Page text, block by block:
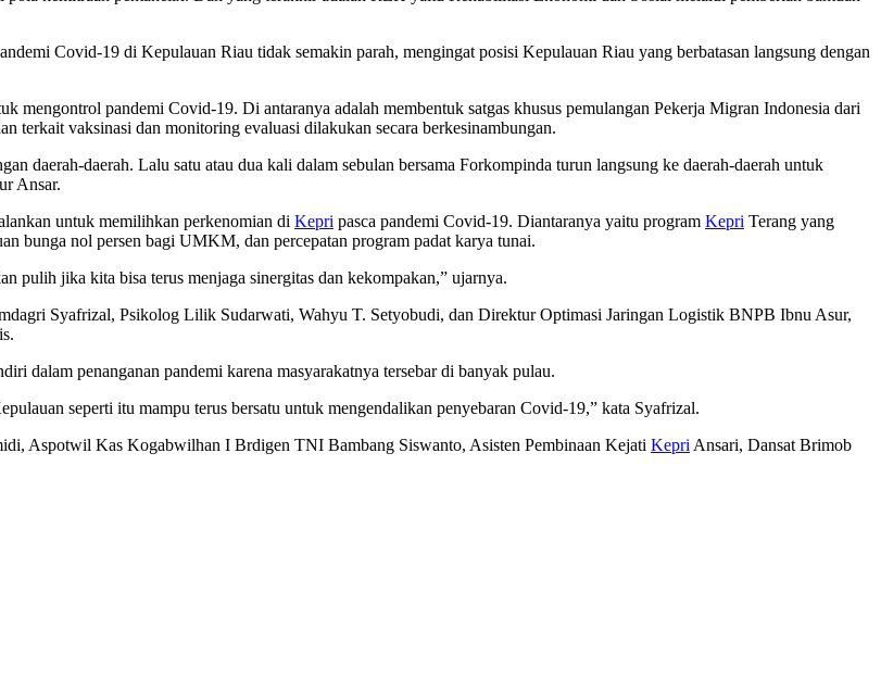
Covid-19 di Kepulauan Riau tidak semakin parah, mengingat posisi Kepulauan Riau yang berbatasan langsung dengan
mengontrol pandemi Covid-19. Di antaranya adalah membentuk satgas khusus pemulangan Pekerja Migran Indonesia dari
terkait vaksinasi dan monitoring evaluasi dilakukan secara berkesinambungan.
daerah-daerah. Lalu satu atau dua kali dalam sebulan bersama Forkompinda turun langsung ke daerah-daerah untuk
Ansar.
untuk memilihkan perkenomian di Kepri pasca pandemi Covid-19. Diantaranya yaitu program Kepri Terang yang
bunga nol persen bagi UMKM, dan percepatan program padat karya tunai.
pulih jika kita bisa terus menjaga sinergitas dan kekompakan,” ujarnya.
Syafrizal, Psikolog Lilik Sudarwati, Wahyu T. Setyobudi, dan Direktur Optimasi Jaringan Logistik BNPB Ibnu Asur,
dalam penanganan pandemi karena masyarakatnya tersebar di banyak pulau.
seperti itu mampu terus bersatu untuk mengendalikan penyebaran Covid-19,” kata Syafrizal.
Aspotwil Kas Kogabwilhan I Brdigen TNI Bambang Siswanto, Asisten Pembinaan Kejati Kepri Ansari, Dansat Brimob